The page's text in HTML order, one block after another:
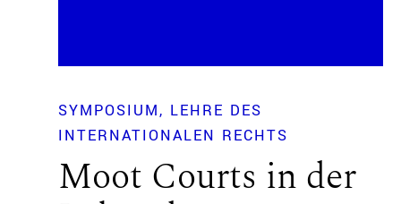
SYMPOSIUM
LEHRE DES
INTERNATIONALEN RECHTS
Moot Courts in der